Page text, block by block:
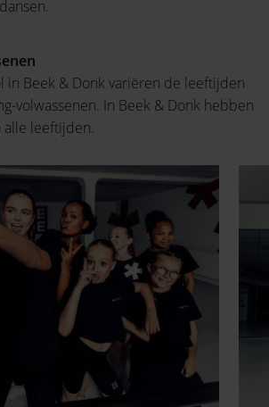
in Beek & Donk variëren de leeftijden
volwassenen. In Beek & Donk hebben
alle leeftijden.